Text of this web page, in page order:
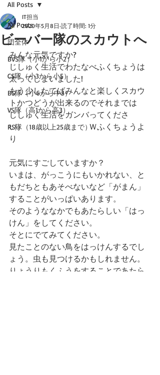
All Posts
団全体
BVS隊（小1から小2）
CS隊（小3から小5）
BS隊（小6から中3）
VS隊（高1から高3）
RS隊（18歳以上25歳まで）
All Posts
ビーバー隊のスカウトへ
IT担当
2020年5月8日 読了時間: 1分
みんな元気ですか?
じしゅく生活でわたなべふくちょうは
太ってしまいました!
もう少したてばみんなと楽しくスカウ
トかつどうが出来るのでそれまでは
じしゅく生活をガンバってくださ
い。　　　　　　　　Ｗふくちょうよ
り
元気にすごしていますか？
いまは、がっこうにもいかれない、と
もだちともあそべないなど「がまん」
することがいっぱいあります。
そのようななかでもあたらしい「はっ
けん」をしてください。
そとにでてみてください。
見たことのない鳥をはっけんするでし
ょう。虫も見つけるかもしれません。
りょうりもくふうをすることであたら